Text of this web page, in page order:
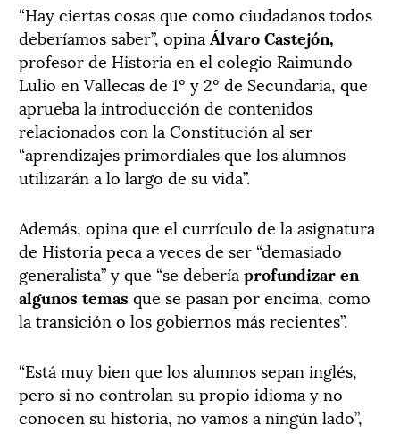
“Hay ciertas cosas que como ciudadanos todos
deberíamos saber”, opina Álvaro Castejón,
profesor de Historia en el colegio Raimundo
Lulio en Vallecas de 1º y 2º de Secundaria, que
aprueba la introducción de contenidos
relacionados con la Constitución al ser
“aprendizajes primordiales que los alumnos
utilizarán a lo largo de su vida”.
Además, opina que el currículo de la asignatura
de Historia peca a veces de ser “demasiado
generalista” y que “se debería profundizar en
algunos temasque se pasan por encima, como
la transición o los gobiernos más recientes”.
“Está muy bien que los alumnos sepan inglés,
pero si no controlan su propio idioma y no
conocen su historia, no vamos a ningún lado”,